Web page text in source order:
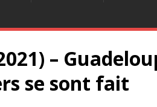
–
se sont fait